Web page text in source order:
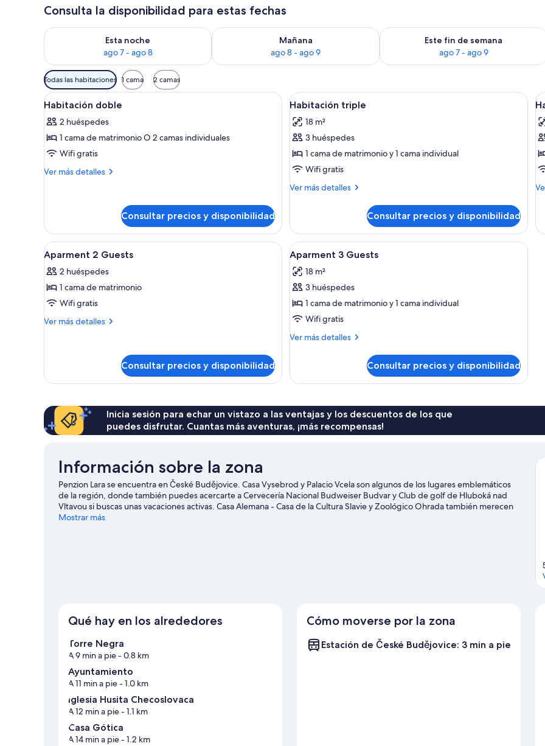
Consulta la disponibilidad para estas fechas
Esta noche
ago 7 - ago 8
Consulta la disponibilidad para esta noche, ago 7 - ago 8
Mañana
ago 8 - ago 9
Consulta la disponibilidad para mañana, ago 8 - ago 9
Este fin de semana
ago 7 - ago 9
Consulta la disponibilidad para este
Filtros
disponibles
para
habitaciones
Todas las habitaciones 1 cama 2 camas
Abrir
todas
las
fotos
de
Habitación
Un dormitorio con dos camas, un escritorio con computadora y una ventana con cortinas.
5
Habitación doble
2 huéspedes
1 cama de matrimonio O 2 camas individuales
Wifi gratis
Ver más detalles
Más
Consultar precios y disponibilidad
Abrir
todas
las
fotos
de
Habitación
triple
Una habitación de hotel pequeña
5
Habitación triple
18 m²
3 huéspedes
1 cama de matrimonio y 1 cama individual
Wifi gratis
Ver más detalles
Más
triple
Consultar precios y disponibilidad
Abrir
todas
las
fotos
de
Aparment
Una habitación pequeña y funcional con cama, escritorio y kitchenette.
2
Aparment 2 Guests
2 huéspedes
1 cama de matrimonio
Wifi gratis
Ver más detalles
Más
Guests
Consultar precios y disponibilidad
Abrir
todas
las
fotos
de
Aparment
3
Aparment 3 Guests | Wifi gratis y ropa
3
Aparment 3 Guests
18 m²
3 huéspedes
1 cama de matrimonio y 1 cama individual
Wifi gratis
Ver más detalles
Más
3
Consultar precios y disponibilidad
Inicia sesión para echar un vistazo a las ventajas y los descuentos de los que
puedes disfrutar. Cuantas más aventuras, ¡más recompensas!
Información sobre la zona
Penzion Lara se encuentra en České Budějovice. Casa Vysebrod y Palacio Vcela son algunos de los lugares emblemáticos
de la región, donde también puedes acercarte a Cervecería Nacional Budweiser Budvar y Club de golf de Hluboká nad
Vltavou si buscas unas vacaciones activas. Casa Alemana - Casa de la Cultura Slavie y Zoológico Ohrada también merecen
la pena. Ver guía de viaje de České Budějovice
Mostrar más
Qué hay en los alrededores
Torre Negra
A 9 min a pie- 0.8 km
Ayuntamiento
A 11 min a pie- 1.0 km
Iglesia Husita Checoslovaca
A 12 min a pie- 1.1 km
Casa Gótica
A 14 min a pie- 1.2 km
Cómo moverse por la zona
Estación de České Budějovice: 3 min a pie